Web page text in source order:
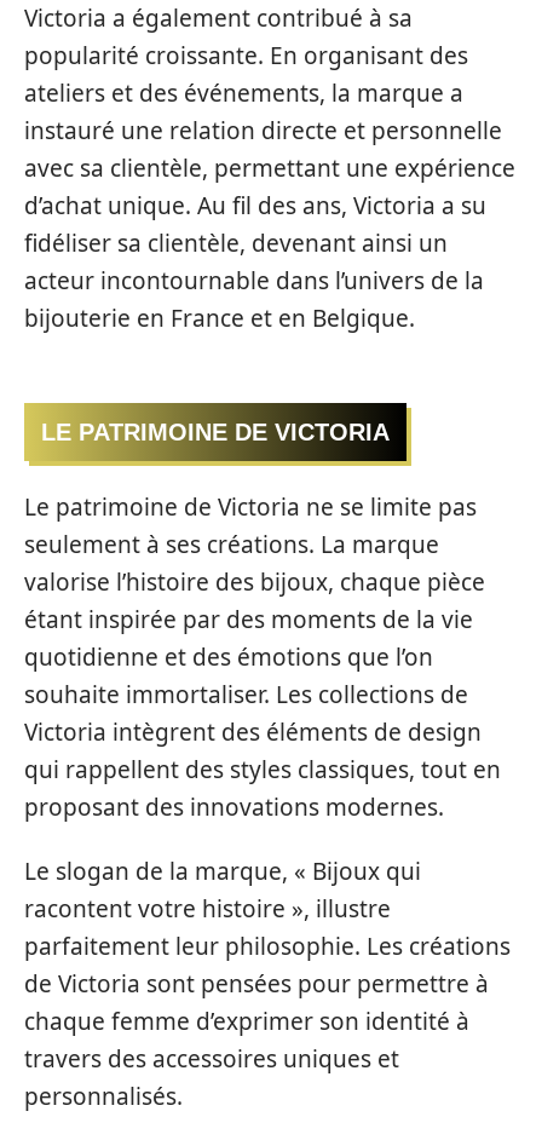
Victoria a également contribué à sa
popularité croissante. En organisant des
ateliers et des événements, la marque a
instauré une relation directe et personnelle
avec sa clientèle, permettant une expérience
d’achat unique. Au fil des ans, Victoria a su
fidéliser sa clientèle, devenant ainsi un
acteur incontournable dans l’univers de la
bijouterie en France et en Belgique.
LE PATRIMOINE DE VICTORIA
Le patrimoine de Victoria ne se limite pas
seulement à ses créations. La marque
valorise l’histoire des bijoux, chaque pièce
étant inspirée par des moments de la vie
quotidienne et des émotions que l’on
souhaite immortaliser. Les collections de
Victoria intègrent des éléments de design
qui rappellent des styles classiques, tout en
proposant des innovations modernes.
Le slogan de la marque, « Bijoux qui
racontent votre histoire », illustre
parfaitement leur philosophie. Les créations
de Victoria sont pensées pour permettre à
chaque femme d’exprimer son identité à
travers des accessoires uniques et
personnalisés.